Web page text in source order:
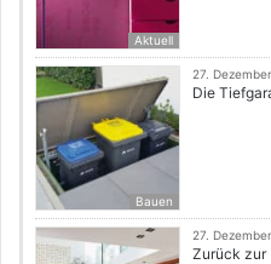
Aktuell
Bauen
27.
Die
27.
Zurück zur